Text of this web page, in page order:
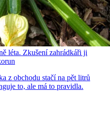
léta. Zkušení zahrádkáři ji
z obchodu stačí na pět litrů
to, ale má to pravidla.